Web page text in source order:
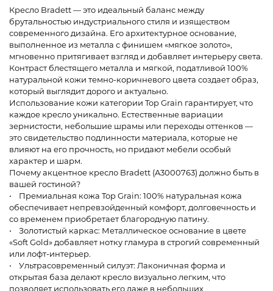
Кресло Bradett — это идеальный баланс между
брутальностью индустриального стиля и изяществом
современного дизайна. Его архитектурное основание,
выполненное из металла с финишем «мягкое золото»,
мгновенно притягивает взгляд и добавляет интерьеру света.
Контраст блестящего металла и мягкой, податливой 100%
натуральной кожи темно-коричневого цвета создает образ,
который выглядит дорого и актуально.
Использование кожи категории Top Grain гарантирует, что
каждое кресло уникально. Естественные вариации
зернистости, небольшие шрамы или переходы оттенков —
это свидетельство подлинности материала, которые не
влияют на его прочность, но придают мебели особый
характер и шарм.
Почему акцентное кресло Bradett (A3000763) должно быть в
вашей гостиной?
• Премиальная кожа Top Grain: 100% натуральная кожа
обеспечивает непревзойденный комфорт, долговечность и
со временем приобретает благородную патину.
• Золотистый каркас: Металлическое основание в цвете
«Soft Gold» добавляет нотку гламура в строгий современный
или лофт-интерьер.
• Ультрасовременный силуэт: Лаконичная форма и
открытая база делают кресло визуально легким, что
позволяет использовать его даже в небольших